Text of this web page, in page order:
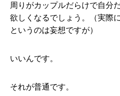
周りがカップルだらけで自分
欲しくなるでしょう。（実際
というのは妄想ですが）
いいんです。
それが普通です。